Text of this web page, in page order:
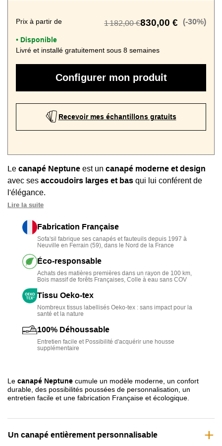
Prix à partir de 1 182,00 €830,00 € (-30%)
• Disponible
Livré et installé gratuitement sous 8 semaines
Configurer mon produit
Recevoir mes échantillons gratuits
Le canapé Neptune est un canapé moderne et design
avec ses accoudoirs larges et bas qui lui conférent de
l'élégance.
Ce sofa offre un
et une parfaite tenue dans le temps.
La singularité de ce divan, conçu parSofasil, réside dans
aspect personnalisable
dimension, du revêtement, de la teinte et de la version fixe
ou convertible.
Le canapé Neptune estdisponible en version
convertibleavec le couchage Nova Grand Confort articulé
autour d'unmatelas de 14 cm
ouverture très facile.
Aussi, ce produit est
Ce modèle estfabriqué en Franceet de façon
écoresponsable près de Lille.
Neptune.
Lire la suite
Fabrication Française
Sofa'sil fabrique ses canapés et fauteuils depuis 1997 à
Neuville en Ferrain (59), dans le Nord de la France
Éco-responsable
Achats des matières premières dans un rayon de 100 km,
Bois massif de forêts Françaises, Colle à eau sans COV
Tissu Oeko-tex
Nombreux tissus labellisés Oeko-tex : sans impact pour la
santé et la nature
100% Déhoussable
Entretien facile et Possibilité d'acquérir une housse
supplémentaire
Le canapé Neptune cumule un modèle moderne, un confort
durable, des possibilités poussées de personnalisation, un
entretien facile et une fabrication Française et écologique.
Un canapé entièrement personnalisable